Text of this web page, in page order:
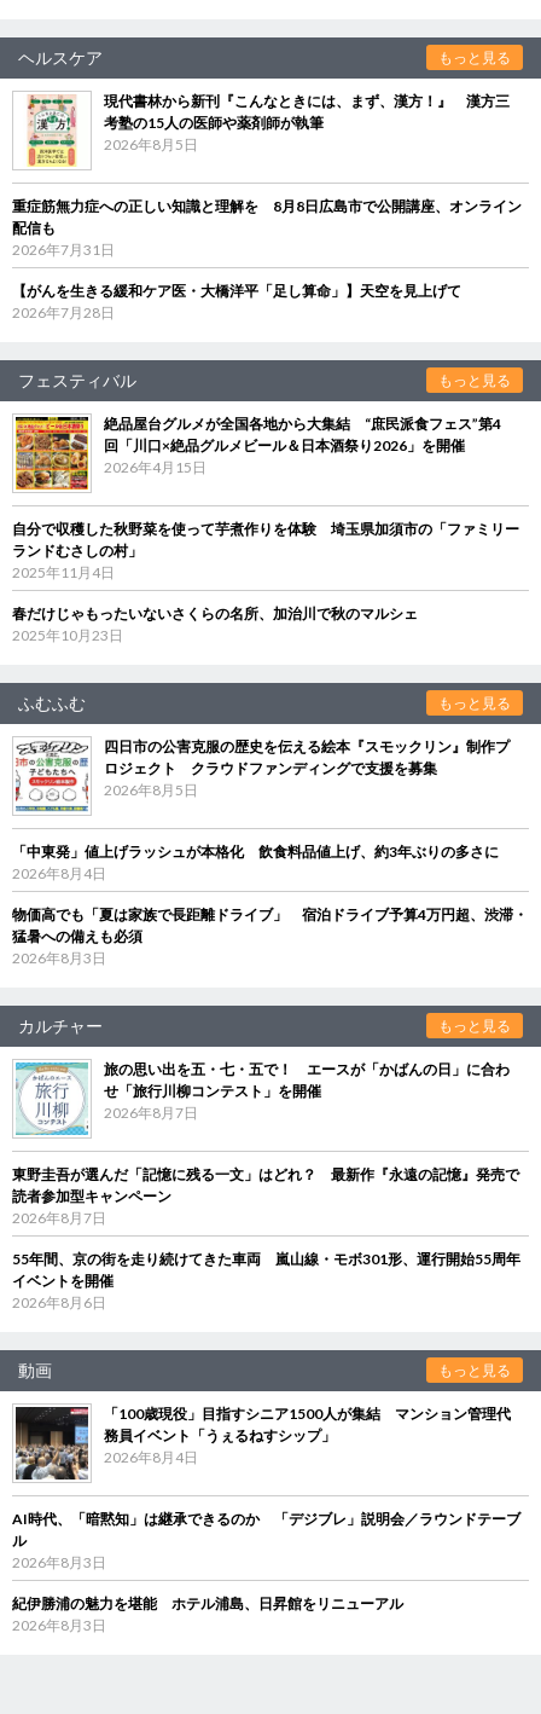
ヘルスケア もっと見る
現代書林から新刊『こんなときには、まず、漢方！』 漢方三
考塾の15人の医師や薬剤師が執筆
2026年8月5日
重症筋無力症への正しい知識と理解を 8月8日広島市で公開講座、オンライン
配信も
2026年7月31日
【がんを生きる緩和ケア医・大橋洋平「足し算命」】天空を見上げて
2026年7月28日
フェスティバル もっと見る
絶品屋台グルメが全国各地から大集結 “庶民派食フェス”第4
回「川口×絶品グルメビール＆日本酒祭り2026」を開催
2026年4月15日
自分で収穫した秋野菜を使って芋煮作りを体験 埼玉県加須市の「ファミリー
ランドむさしの村」
2025年11月4日
春だけじゃもったいないさくらの名所、加治川で秋のマルシェ
2025年10月23日
ふむふむ もっと見る
四日市の公害克服の歴史を伝える絵本『スモックリン』制作プ
ロジェクト クラウドファンディングで支援を募集
2026年8月5日
「中東発」値上げラッシュが本格化 飲食料品値上げ、約3年ぶりの多さに
2026年8月4日
物価高でも「夏は家族で長距離ドライブ」 宿泊ドライブ予算4万円超、渋滞・
猛暑への備えも必須
2026年8月3日
カルチャー もっと見る
旅の思い出を五・七・五で！ エースが「かばんの日」に合わ
せ「旅行川柳コンテスト」を開催
2026年8月7日
東野圭吾が選んだ「記憶に残る一文」はどれ？ 最新作『永遠の記憶』発売で
読者参加型キャンペーン
2026年8月7日
55年間、京の街を走り続けてきた車両 嵐山線・モボ301形、運行開始55周年
イベントを開催
2026年8月6日
動画 もっと見る
「100歳現役」目指すシニア1500人が集結 マンション管理代
務員イベント「うぇるねすシップ」
2026年8月4日
AI時代、「暗黙知」は継承できるのか 「デジブレ」説明会／ラウンドテーブ
ル
2026年8月3日
紀伊勝浦の魅力を堪能 ホテル浦島、日昇館をリニューアル
2026年8月3日